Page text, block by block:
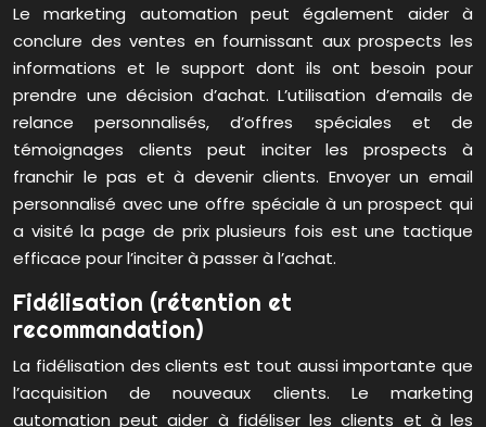
Le marketing automation peut également aider à
conclure des ventes en fournissant aux prospects les
informations et le support dont ils ont besoin pour
prendre une décision d’achat. L’utilisation d’emails de
relance personnalisés, d’offres spéciales et de
témoignages clients peut inciter les prospects à
franchir le pas et à devenir clients. Envoyer un email
personnalisé avec une offre spéciale à un prospect qui
a visité la page de prix plusieurs fois est une tactique
efficace pour l’inciter à passer à l’achat.
Fidélisation (rétention et
recommandation)
La fidélisation des clients est tout aussi importante que
l’acquisition de nouveaux clients. Le marketing
automation peut aider à fidéliser les clients et à les